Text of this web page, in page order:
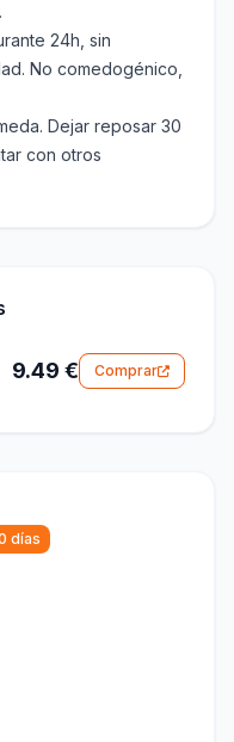
24h, sin
No comedogénico,
Dejar reposar 30
con otros
9.49 € Comprar
días